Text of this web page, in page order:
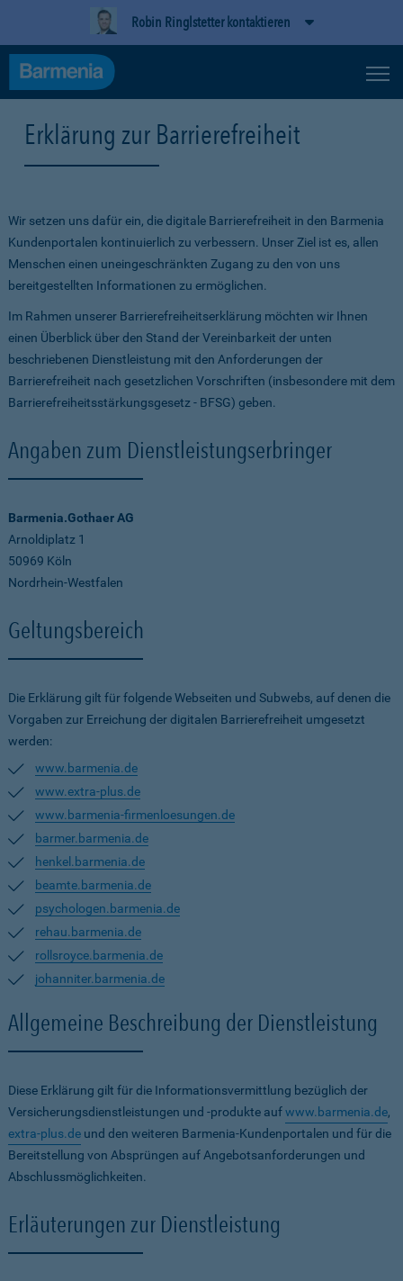
Robin Ringlstetter kontaktieren
Erklärung zur Barrierefreiheit
Wir setzen uns dafür ein, die digitale Barrierefreiheit in den Barmenia
Kundenportalen kontinuierlich zu verbessern. Unser Ziel ist es, allen
Menschen einen uneingeschränkten Zugang zu den von uns
bereitgestellten Informationen zu ermöglichen.
Im Rahmen unserer Barrierefreiheitserklärung möchten wir Ihnen
einen Überblick über den Stand der Vereinbarkeit der unten
beschriebenen Dienstleistung mit den Anforderungen der
Barrierefreiheit nach gesetzlichen Vorschriften (insbesondere mit dem
Barrierefreiheitsstärkungsgesetz - BFSG) geben.
Angaben zum Dienstleistungserbringer
Barmenia.Gothaer AG
Arnoldiplatz 1
50969 Köln
Nordrhein-Westfalen
Geltungsbereich
Die Erklärung gilt für folgende Webseiten und Subwebs, auf denen die
Vorgaben zur Erreichung der digitalen Barrierefreiheit umgesetzt
werden:
www.barmenia.de
www.extra-plus.de
www.barmenia-firmenloesungen.de
barmer.barmenia.de
henkel.barmenia.de
beamte.barmenia.de
psychologen.barmenia.de
rehau.barmenia.de
rollsroyce.barmenia.de
johanniter.barmenia.de
Allgemeine Beschreibung der Dienstleistung
Diese Erklärung gilt für die Informationsvermittlung bezüglich der
Versicherungsdienstleistungen und -produkte aufwww.barmenia.de,
extra-plus.de und den weiteren Barmenia-Kundenportalen und für die
Bereitstellung von Absprüngen auf Angebotsanforderungen und
Abschlussmöglichkeiten.
Erläuterungen zur Dienstleistung